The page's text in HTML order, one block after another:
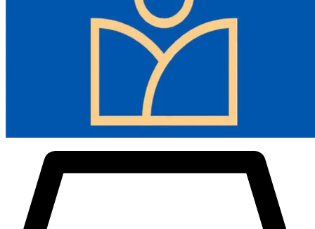
Värmeavledningshålets diameter: 7,6 cm
1. Bränslepumpen installeras bäst mellan 15°~35°.
2. Ett mellanrum på cirka 10 cm måste reserveras mellan luftintaget
och luftutloppet för att säkerställa jämn kylning av luftintaget och